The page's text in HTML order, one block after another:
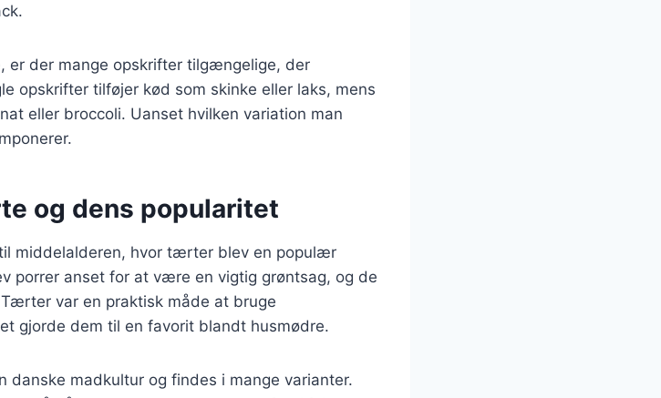
er der mange opskrifter tilgængelige, der
opskrifter tilføjer kød som skinke eller laks, mens
eller broccoli. Uanset hvilken variation man
og dens popularitet
middelalderen, hvor tærter blev en populær
porrer anset for at være en vigtig grøntsag, og de
var en praktisk måde at bruge
gjorde dem til en favorit blandt husmødre.
madkultur og findes i mange varianter.